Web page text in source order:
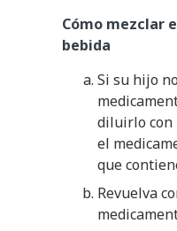
Cómo mezclar
bebida
Si su hijo
diluirlo con
el
que
Revuelva